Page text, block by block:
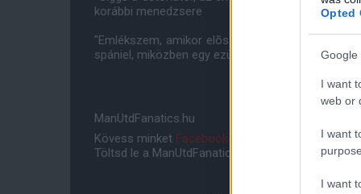
Opted
Google
I want
web or
I want
I want
korábbi menedzsere
"Emlékszem, amikor elõször láttam õt.
spániel, miközben egy ezüst papírt kerget a
ManUtdFanatics.hu
Kövess minket Facebookon és
Töltsd le a ManUtdFanatics.hu mobil applikációt